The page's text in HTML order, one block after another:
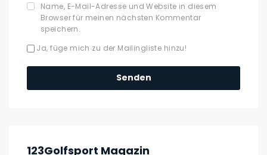
Name, E-Mail-Adresse und Website in diesem
Browser für meinen nächsten Kommentar
speichern.
Ja, füge mich zu der Mailingliste hinzu!
123Golfsport Magazin